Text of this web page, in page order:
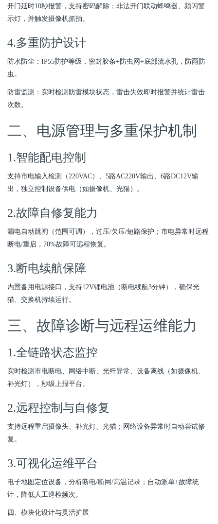
开门延时10秒报警，支持密码解除；非法开门联动蜂鸣器、频闪警
示灯，并触发摄像机抓拍。
4.多重防护设计
防水防尘：IP55防护等级，密封胶条+防虫网+底部流水孔，防雨防
虫。
防雷监测：实时检测防雷模块状态，雷击失效即时报警并统计雷击
次数。
二、电源管理与多重保护机制
1.智能配电控制
支持市电输入检测（220VAC）、5路AC220V输出、6路DC12V输
出，独立控制设备供电（如摄像机、光猫）。
2.故障自修复能力
漏电自动跳闸（范围可调），过压/欠压/短路保护；市电异常时远程
断电/重启，70%故障可远程恢复。
3.断电续航保障
内置备用电源接口，支持12V锂电池（断电续航3分钟），确保光
猫、交换机持续运行。
三、故障诊断与远程运维能力
1.全链路状态监控
实时检测市电断电、网络中断、光纤异常、设备离线（如摄像机、
补光灯），秒级上报平台。
2.远程控制与自修复
支持远程重启摄像头、补光灯、光猫；网络设备异常时自动尝试修
复。
3.可视化运维平台
电子地图定位设备，分析断电/断网/高温记录；自动派单+故障统
计，降低人工巡检频次。
四、模块化设计与灵活扩展